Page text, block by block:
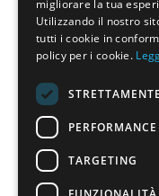
Altre
tributi
Tributi
IVA
Dona il tuo
Senza
migliorare la tua
Utilizzando il nostro
tutti i cookie in
policy per i cookie.
PERFORMANCE
TARGETING